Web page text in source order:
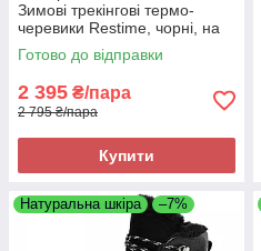
Зимові трекінгові термо-
черевики Restime, чорні, на
підошві з піни, легкі та зручні
Готово до відправки
2 395 ₴/пара
2 795 ₴/пара
Купити
Натуральна шкіра –7%